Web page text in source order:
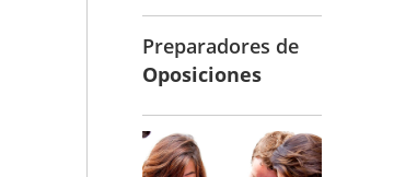
Preparadores de
Oposiciones